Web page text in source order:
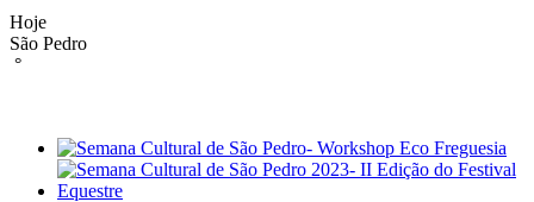
Hoje
São Pedro
°